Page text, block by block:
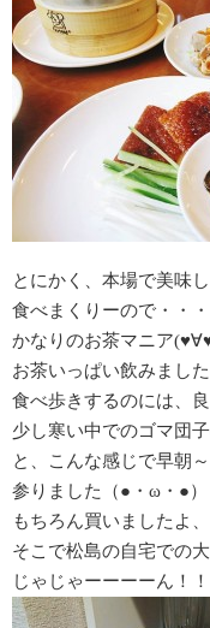
とにかく、本場で美味
食べまくりーので・・
かなりのお茶マニア
お茶いっぱい飲みま
食べ歩きするのには、
少し寒い中でのゴマ団
と、こんな感じで早朝
参りました（●・ω・●）
もちろん買いましたよ
そこで松島の自宅での
じゃじゃーーーーん！！